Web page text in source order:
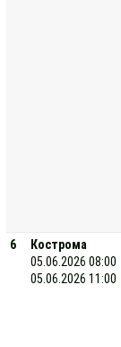
6
Кострома
05.06.2026 08:00
05.06.2026 11:00